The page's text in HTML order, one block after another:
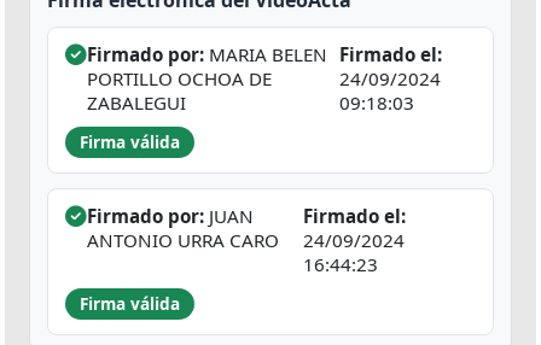
Firmado por: MARIA BELEN
PORTILLO OCHOA DE
ZABALEGUI
Firmado el:
24/09/2024
09:18:03
Firma válida
Firmado por: JUAN
ANTONIO URRA CARO
Firmado el:
24/09/2024
16:44:23
Firma válida